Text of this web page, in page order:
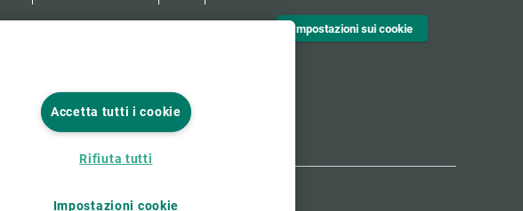
Impostazioni sui cookie
Accetta tutti i cookie
Rifiuta tutti
Impostazioni cookie